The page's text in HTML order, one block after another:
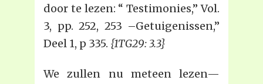
door te lezen: “ Testimonies,” Vol.
3, pp. 252, 253 –Getuigenissen,”
Deel 1, p 335. {1TG29: 3.3}
We zullen nu meteen lezen—